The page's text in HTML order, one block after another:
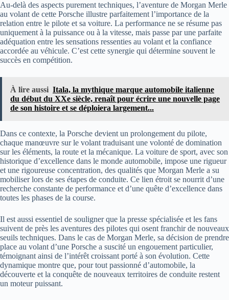
Au-delà des aspects purement techniques, l’aventure de Morgan Merle
au volant de cette Porsche illustre parfaitement l’importance de la
relation entre le pilote et sa voiture. La performance ne se résume pas
uniquement à la puissance ou à la vitesse, mais passe par une parfaite
adéquation entre les sensations ressenties au volant et la confiance
accordée au véhicule. C’est cette synergie qui détermine souvent le
succès en compétition.
À lire aussi Itala, la mythique marque automobile italienne
du début du XXe siècle, renaît pour écrire une nouvelle page
de son histoire et se déploiera largement...
Dans ce contexte, la Porsche devient un prolongement du pilote,
chaque manœuvre sur le volant traduisant une volonté de domination
sur les éléments, la route et la mécanique. La voiture de sport, avec son
historique d’excellence dans le monde automobile, impose une rigueur
et une rigoureuse concentration, des qualités que Morgan Merle a su
mobiliser lors de ses étapes de conduite. Ce lien étroit se nourrit d’une
recherche constante de performance et d’une quête d’excellence dans
toutes les phases de la course.
Il est aussi essentiel de souligner que la presse spécialisée et les fans
suivent de près les aventures des pilotes qui osent franchir de nouveaux
seuils techniques. Dans le cas de Morgan Merle, sa décision de prendre
place au volant d’une Porsche a suscité un engouement particulier,
témoignant ainsi de l’intérêt croissant porté à son évolution. Cette
dynamique montre que, pour tout passionné d’automobile, la
découverte et la conquête de nouveaux territoires de conduite restent
un moteur puissant.